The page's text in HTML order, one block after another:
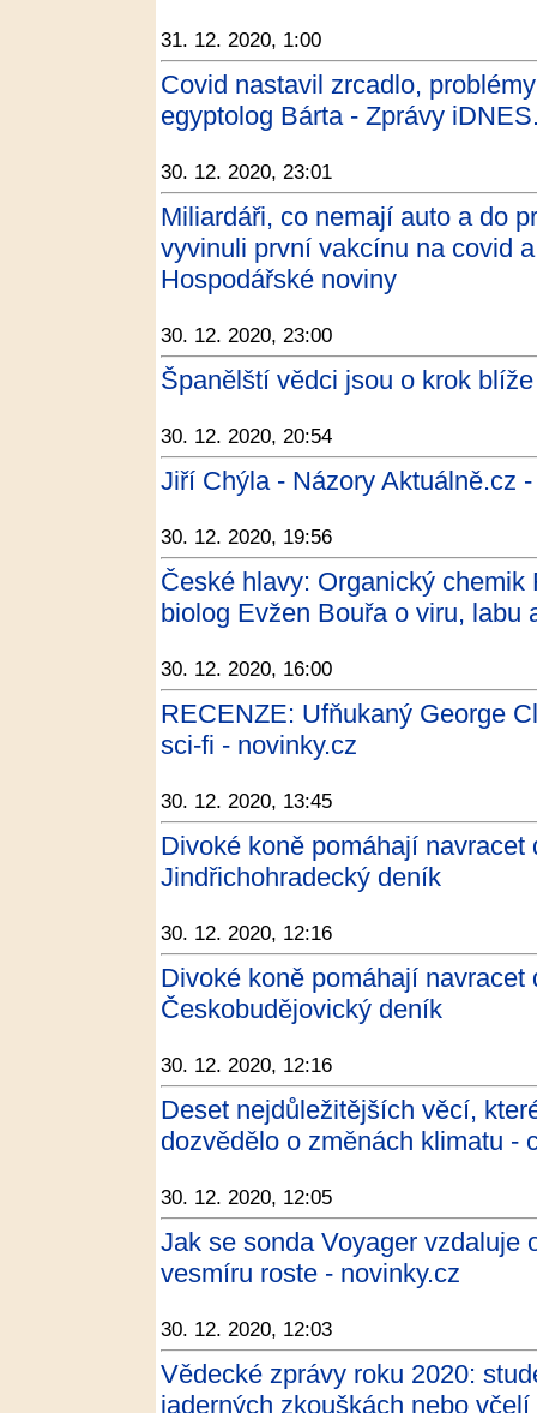
31. 12. 2020, 1:00
Covid nastavil zrcadlo,
egyptolog Bárta - Zprávy
30. 12. 2020, 23:01
Miliardáři, co nemají auto a do
vyvinuli první vakcínu na covid
Hospodářské noviny
30. 12. 2020, 23:00
Španělští vědci jsou o krok
30. 12. 2020, 20:54
Jiří Chýla - Názory Aktuálně.cz
30. 12. 2020, 19:56
České hlavy: Organický
biolog Evžen Bouřa o viru, labu
30. 12. 2020, 16:00
RECENZE: Ufňukaný George
sci-fi - novinky.cz
30. 12. 2020, 13:45
Divoké koně pomáhají
Jindřichohradecký deník
30. 12. 2020, 12:16
Divoké koně pomáhají
Českobudějovický deník
30. 12. 2020, 12:16
Deset nejdůležitějších věcí,
dozvědělo o změnách klimatu -
30. 12. 2020, 12:05
Jak se sonda Voyager vzdaluje
vesmíru roste - novinky.cz
30. 12. 2020, 12:03
Vědecké zprávy roku 2020:
jaderných zkouškách nebo